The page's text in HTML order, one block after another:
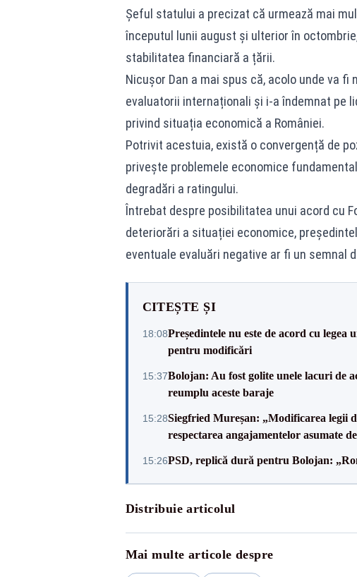
Șeful statului a precizat că urmează mai
începutul lunii august și ulterior în
stabilitatea financiară a țării.
Nicuşor Dan a mai spus că, acolo unde va
evaluatorii internaționali și i-a îndemnat pe
privind situația economică a României.
Potrivit acestuia, există o convergență de
privește problemele economice
degradări a ratingului.
Întrebat despre posibilitatea unui acord cu
deteriorări a situației economice,
eventuale evaluări negative ar fi un semnal
CITEȘTE ȘI
18:08Președintele nu este de acord cu
pentru modificări
15:37Bolojan: Au fost golite unele lacuri de
reumplu aceste baraje
15:28Siegfried Mureșan: „Modificarea legii
respectarea angajamentelor asumate
15:26PSD, replică dură pentru Bolojan:
Distribuie articolul
Mai multe articole despre